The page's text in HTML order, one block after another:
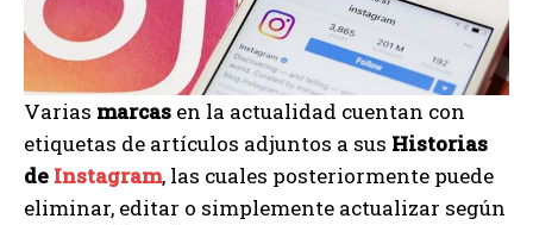
Varias marcas en la actualidad cuentan con
etiquetas de artículos adjuntos a sus Historias
de Instagram, las cuales posteriormente puede
eliminar, editar o simplemente actualizar según